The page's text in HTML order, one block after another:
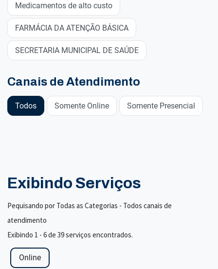
Medicamentos de alto custo
FARMÁCIA DA ATENÇÃO BÁSICA
SECRETARIA MUNICIPAL DE SAÚDE
Canais de Atendimento
Todos Somente Online Somente Presencial
Exibindo Serviços
Pequisando por Todas as Categorias - Todos canais de
atendimento
Exibindo 1 - 6 de 39 serviços encontrados.
Online